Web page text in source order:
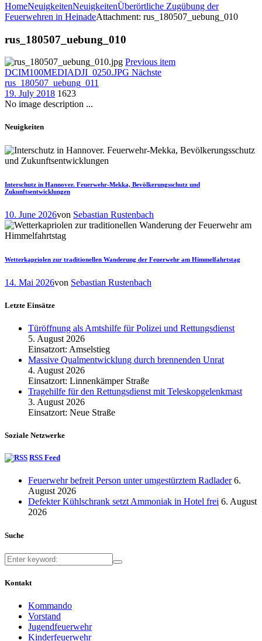
HomeNeuigkeitenNeuigkeitenÜberörtliche Zugübung der
Feuerwehren in HeinadeAttachment: rus_180507_uebung_010
rus_180507_uebung_010
Previous item
DCIM100MEDIADJI_0250.JPG Nächste
rus_180507_uebung_011
19. July 2018 1623
No image description ...
Neuigkeiten
Interschutz in Hannover. Feuerwehr-Mekka, Bevölkerungsschutz und
Zukunftsentwicklungen
10. June 2026von Sebastian Rustenbach
Wetterkapriolen zur traditionellen Wanderung der Feuerwehr am Himmelfahrtstag
14. Mai 2026von Sebastian Rustenbach
Letzte Einsätze
Türöffnung als Amtshilfe für Polizei und Rettungsdienst
5. August 2026
Einsatzort: Amselstieg
Massive Qualmentwicklung durch brennenden Unrat
4. August 2026
Einsatzort: Linnenkämper Straße
Tragehilfe für den Rettungsdienst mit Teleskopgelenkmast
3. August 2026
Einsatzort: Neue Straße
Soziale Netzwerke
RSS Feed
Feuerwehr befreit Person unter umgestürztem Radlader 6.
August 2026
Defekter Kühlschrank setzt Ammoniak in Hotel frei 6. August
2026
Suche
Kontakt
Kommando
Vorstand
Jugendfeuerwehr
Kinderfeuerwehr